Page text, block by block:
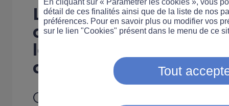
Le site duService-
désormais un
les démarches
d’immatriculation.
Grâce à un outil mis en
En cliquant sur « Paramétrer les cookies », vous
détail de ces finalités ainsi que de la liste de nos
préférences. Pour en savoir plus ou modifier vos
sur le lien "Cookies" présent dans le menu de ce
Tout